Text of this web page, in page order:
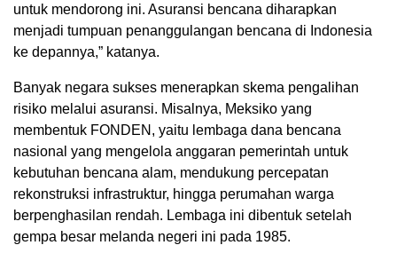
untuk mendorong ini. Asuransi bencana diharapkan
menjadi tumpuan penanggulangan bencana di Indonesia
ke depannya,” katanya.
Banyak negara sukses menerapkan skema pengalihan
risiko melalui asuransi. Misalnya, Meksiko yang
membentuk FONDEN, yaitu lembaga dana bencana
nasional yang mengelola anggaran pemerintah untuk
kebutuhan bencana alam, mendukung percepatan
rekonstruksi infrastruktur, hingga perumahan warga
berpenghasilan rendah. Lembaga ini dibentuk setelah
gempa besar melanda negeri ini pada 1985.